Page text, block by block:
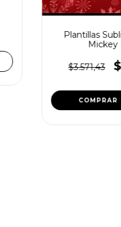
Plantillas
Mickey
$3.571,43